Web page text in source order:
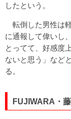
したという。
転倒した男性は
に通報して偉いし
とってて、好感度
ないと思う」など
る。
FUJIWARA・